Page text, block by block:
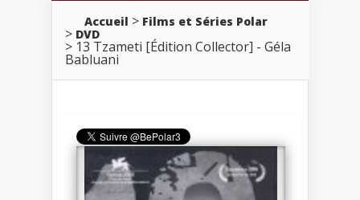
Accueil
Films et Séries Polar
DVD
13 Tzameti [Édition Collector] - Géla
Babluani